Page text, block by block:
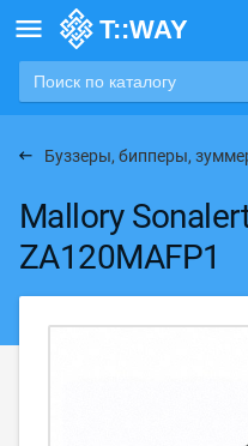

Буззеры, бипперы,
Mallory
ZA120MAFP1